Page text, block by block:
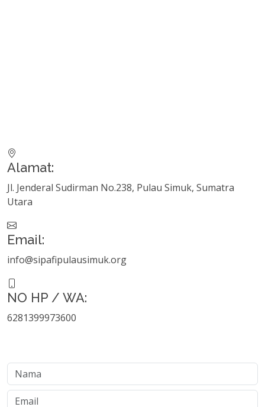
Alamat:
Jl. Jenderal Sudirman No.238, Pulau Simuk, Sumatra
Utara
Email:
info@sipafipulausimuk.org
NO HP / WA:
6281399973600